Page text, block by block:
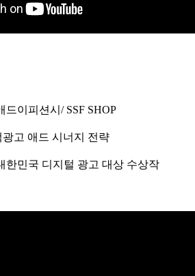
드이피션시/ SSF SHOP
광고 애드 시너지 전략
한민국 디지털 광고 대상 수상작